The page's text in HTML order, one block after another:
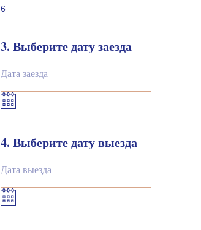
6
3. Выберите дату заезда
4. Выберите дату выезда